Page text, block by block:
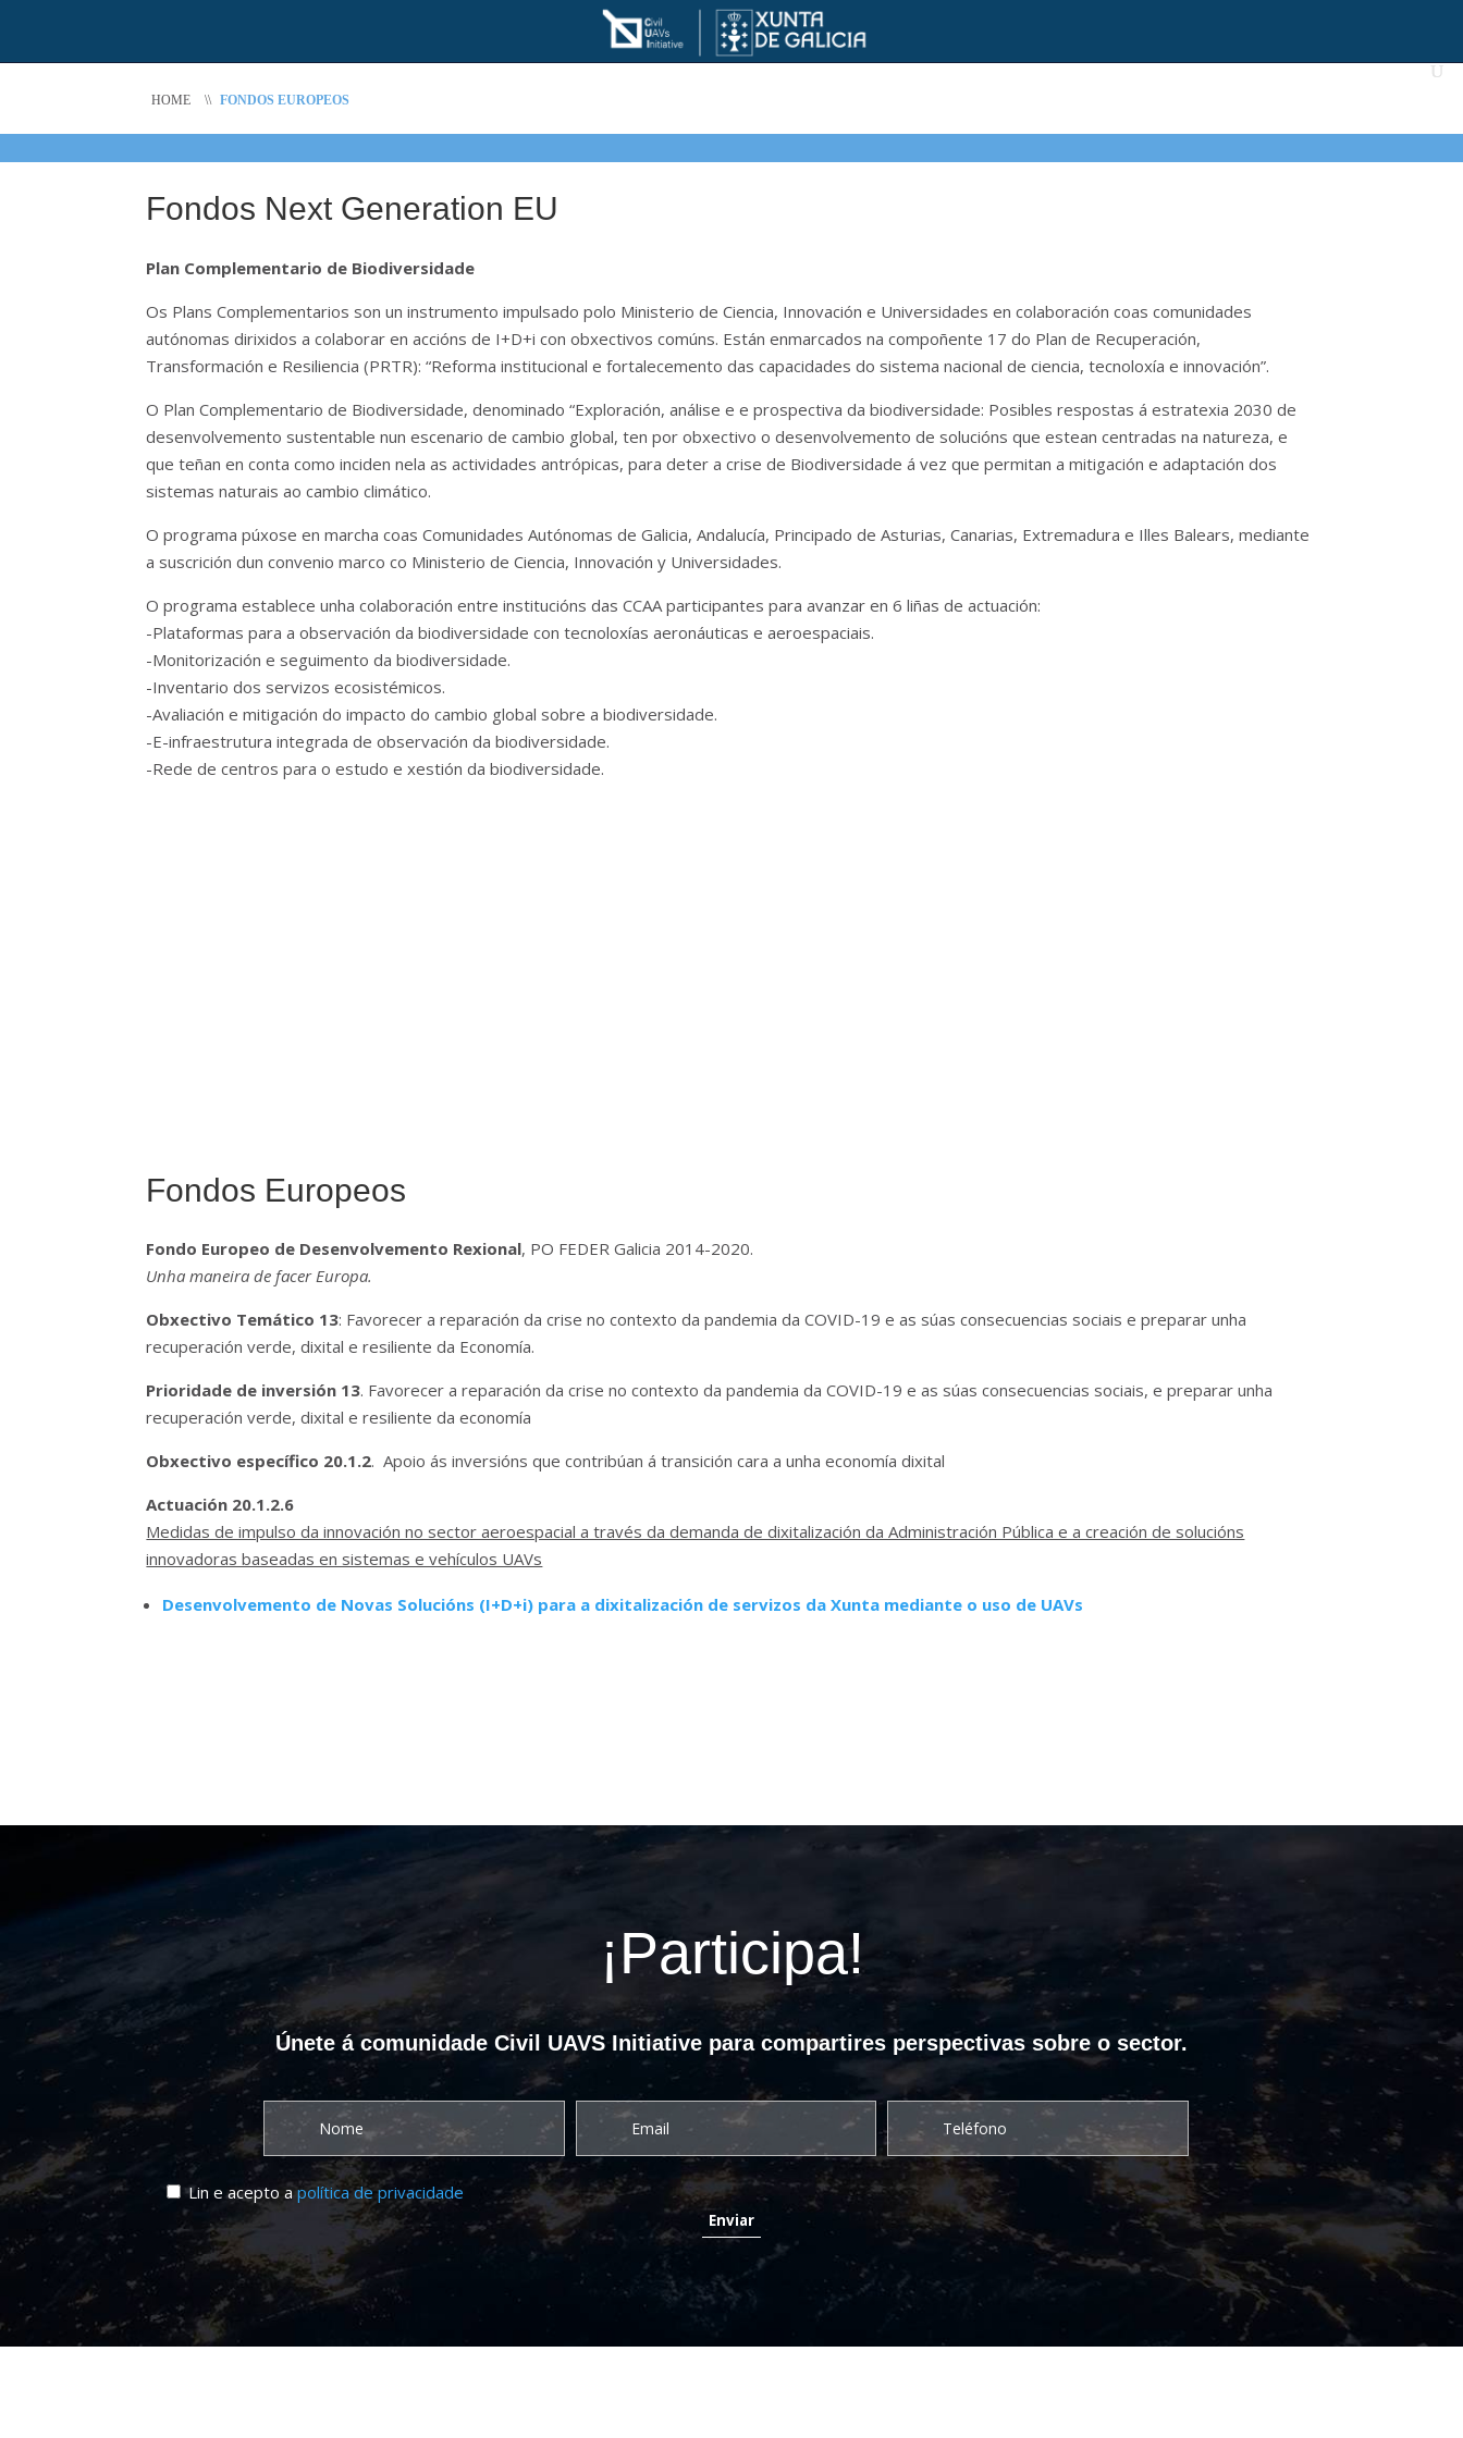
HOME \\ FONDOS EUROPEOS
Fondos Next Generation EU
Plan Complementario de Biodiversidade
Os Plans Complementarios son un instrumento impulsado polo Ministerio de Ciencia, Innovación e Universidades en colaboración coas comunidades
autónomas dirixidos a colaborar en accións de I+D+i con obxectivos comúns. Están enmarcados na compoñente 17 do Plan de Recuperación,
Transformación e Resiliencia (PRTR): “Reforma institucional e fortalecemento das capacidades do sistema nacional de ciencia, tecnoloxía e innovación”.
O Plan Complementario de Biodiversidade, denominado “Exploración, análise e e prospectiva da biodiversidade: Posibles respostas á estratexia 2030 de
desenvolvemento sustentable nun escenario de cambio global, ten por obxectivo o desenvolvemento de solucións que estean centradas na natureza, e
que teñan en conta como inciden nela as actividades antrópicas, para deter a crise de Biodiversidade á vez que permitan a mitigación e adaptación dos
sistemas naturais ao cambio climático.
O programa púxose en marcha coas Comunidades Autónomas de Galicia, Andalucía, Principado de Asturias, Canarias, Extremadura e Illes Balears, mediante
a suscrición dun convenio marco co Ministerio de Ciencia, Innovación y Universidades.
O programa establece unha colaboración entre institucións das CCAA participantes para avanzar en 6 liñas de actuación:
-Plataformas para a observación da biodiversidade con tecnoloxías aeronáuticas e aeroespaciais.
-Monitorización e seguimento da biodiversidade.
-Inventario dos servizos ecosistémicos.
-Avaliación e mitigación do impacto do cambio global sobre a biodiversidade.
-E-infraestrutura integrada de observación da biodiversidade.
-Rede de centros para o estudo e xestión da biodiversidade.
Fondos Europeos
Fondo Europeo de Desenvolvemento Rexional, PO FEDER Galicia 2014-2020.
Unha maneira de facer Europa.
Obxectivo Temático 13: Favorecer a reparación da crise no contexto da pandemia da COVID-19 e as súas consecuencias sociais e preparar unha
recuperación verde, dixital e resiliente da Economía.
Prioridade de inversión 13. Favorecer a reparación da crise no contexto da pandemia da COVID-19 e as súas consecuencias sociais, e preparar unha
recuperación verde, dixital e resiliente da economía
Obxectivo específico 20.1.2. Apoio ás inversións que contribúan á transición cara a unha economía dixital
Actuación 20.1.2.6
Medidas de impulso da innovación no sector aeroespacial a través da demanda de dixitalización da Administración Pública e a creación de solucións
innovadoras baseadas en sistemas e vehículos UAVs
Desenvolvemento de Novas Solucións (I+D+i) para a dixitalización de servizos da Xunta mediante o uso de UAVs
¡Participa!
Únete á comunidade Civil UAVS Initiative para compartires perspectivas sobre o sector.
Lin e acepto apolítica de privacidade